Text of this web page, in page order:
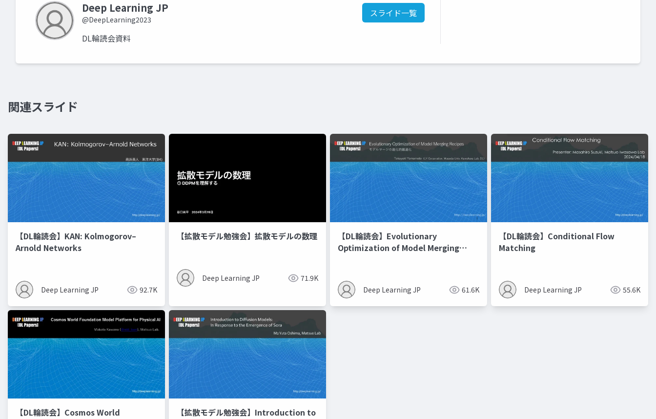
Deep Learning JP
@DeepLearning2023
スライド一覧
DL輪読会資料
関連スライド
【DL輪読会】KAN: Kolmogorov–
Arnold Networks
Deep Learning JP 92.7K
【拡散モデル勉強会】拡散モデルの数理
Deep Learning JP 71.9K
【DL輪読会】Evolutionary
Optimization of Model Merging
Deep Learning JP 61.6K
【DL輪読会】Conditional Flow
Matching
Deep Learning JP 55.6K
【DL輪読会】Cosmos World
【拡散モデル勉強会】Introduction to